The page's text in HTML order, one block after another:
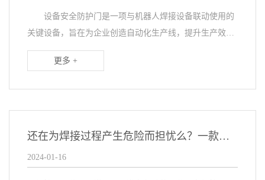
设备安全防护门是一项与机器人焊接设备联动使用的
关键设备，旨在为企业创造自动化生产线，提升生产效率
的同时确保工作环境的安全与清洁。那该防护门在使用过
程中有哪些技术特点及优势呢，见下文。 安全
更多 +
还在为焊接过程产生危险而担忧么？一款设备安全防护门轻松搞定
2024-01-16